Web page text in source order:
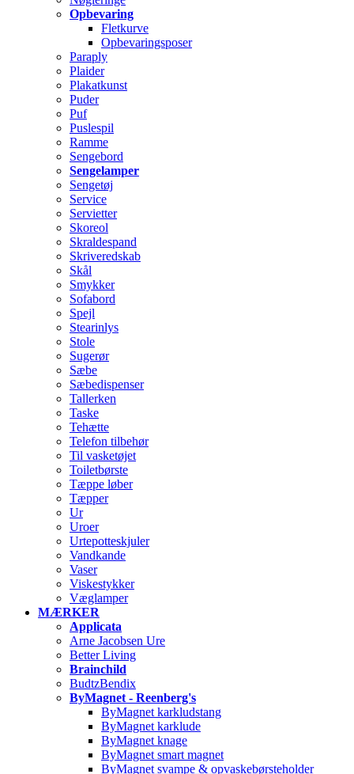
Opbevaring
Fletkurve
Opbevaringsposer
Paraply
Plaider
Plakatkunst
Puder
Puf
Puslespil
Ramme
Sengebord
Sengelamper
Sengetøj
Service
Servietter
Skoreol
Skraldespand
Skriveredskab
Skål
Smykker
Sofabord
Spejl
Stearinlys
Stole
Sugerør
Sæbe
Sæbedispenser
Tallerken
Taske
Tehætte
Telefon tilbehør
Til vasketøjet
Toiletbørste
Tæppe løber
Tæpper
Ur
Uroer
Urtepotteskjuler
Vandkande
Vaser
Viskestykker
Væglamper
MÆRKER
Applicata
Arne Jacobsen Ure
Better Living
Brainchild
BudtzBendix
ByMagnet - Reenberg's
ByMagnet karkludstang
ByMagnet karklude
ByMagnet knage
ByMagnet smart magnet
ByMagnet svampe & opvaskebørsteholder